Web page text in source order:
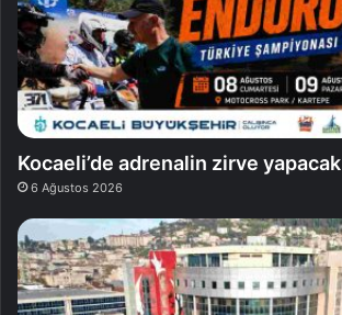
Kocaeli’de adrenalin zirve yapacak
6 Ağustos 2026